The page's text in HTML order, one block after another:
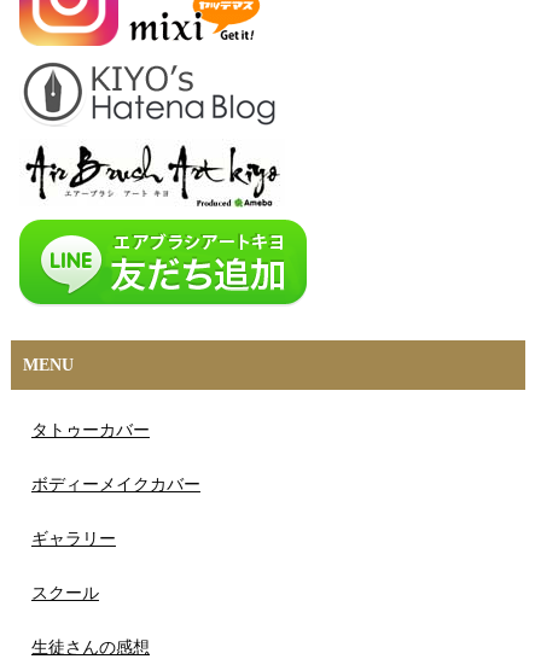
MENU
タトゥーカバー
ボディーメイクカバー
ギャラリー
スクール
生徒さんの感想